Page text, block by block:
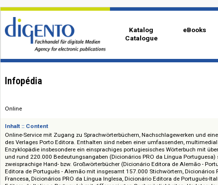
Katalog
Catalogue
Infopédia
Inhalt :: Content
Online-Service mit Zugang zu Sprachwörterbüchern,
des Verlages Porto Editora. Enthalten sind neben einer umfassenden,
Enzyklopädie insbesondere ein einsprachiges portugiesisches
und rund 220.000 Bedeutungsangaben (Dicionários PRO da Língua
zweisprachige Hand- bzw. Großwörterbücher (Dicionário Editora de